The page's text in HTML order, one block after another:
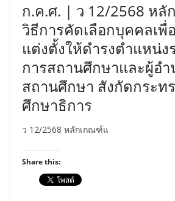
ก.ค.ศ. | ว 12/2568 หลั
วิธีการคัดเลือกบุคคลเพื่
แต่งตั้งให้ดำรงตำแหน่ง
การสถานศึกษาและผู้อำ
สถานศึกษา สังกัดกระท
ศึกษาธิการ
ว 12/2568 หลักเกณฑ์แ
Share this: